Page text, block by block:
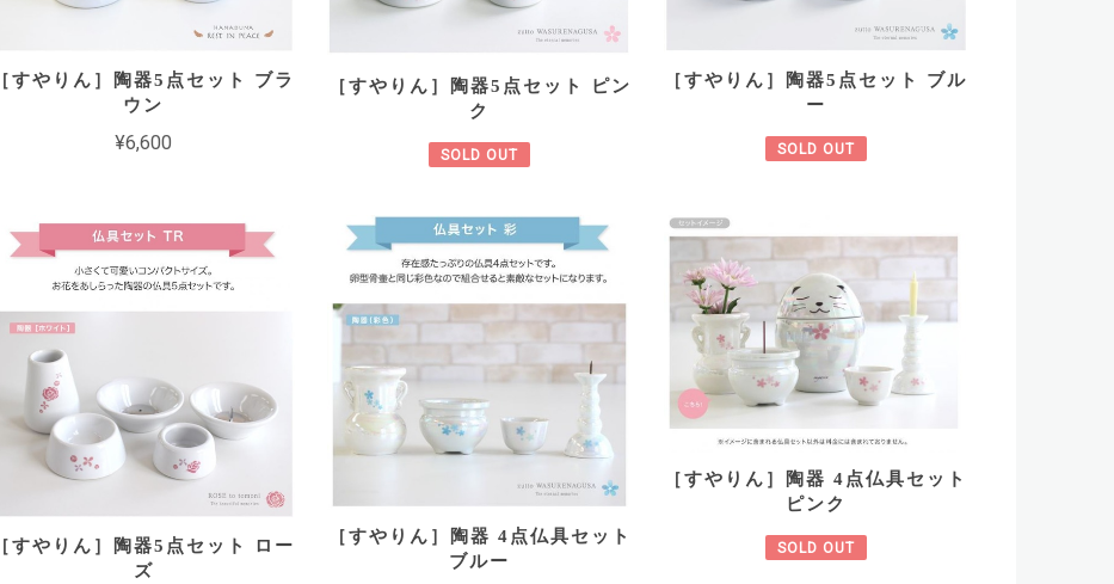
［すやりん］陶器5点セット ブラ
ウン
¥6,600
［すやりん］陶器5点セット ピン
ク
SOLD OUT
［すやりん］陶器5点セット ブル
ー
SOLD OUT
［すやりん］陶器5点セット ロー
ズ
［すやりん］陶器 4点仏具セット
ブルー
［すやりん］陶器 4点仏具セット
ピンク
SOLD OUT